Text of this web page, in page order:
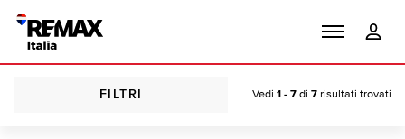
FILTRI Vedi 1 - 7 di 7 risultati trovati